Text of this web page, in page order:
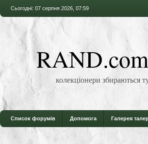
Сьогодні: 07 серпня 2026, 07:59
колекціонери збираються
Список форумів Допомога Галерея